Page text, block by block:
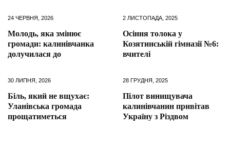
24 ЧЕРВНЯ, 2026
Молодь, яка змінює
громади: калинівчанка
долучилася до
2 ЛИСТОПАДА, 2025
Осіння толока у
Козятинській гімназії №6:
вчителі
30 ЛИПНЯ, 2026
Біль, який не вщухає:
Уланівська громада
прощатиметься
28 ГРУДНЯ, 2025
Пілот винищувача
калинівчанин привітав
Україну з Різдвом